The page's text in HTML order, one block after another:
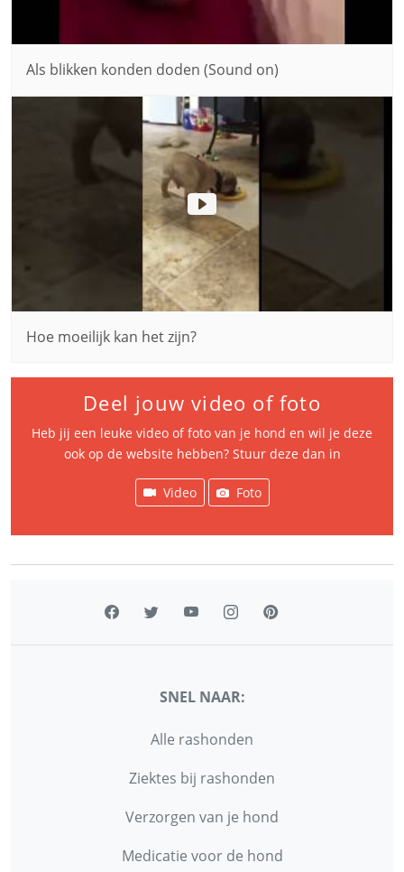
Als blikken konden doden (Sound on)
Hoe moeilijk kan het zijn?
Deel jouw video of foto
Heb jij een leuke video of foto van je hond en wil je deze
ook op de website hebben? Stuur deze dan in
Video Foto
SNEL NAAR:
Alle rashonden
Ziektes bij rashonden
Verzorgen van je hond
Medicatie voor de hond